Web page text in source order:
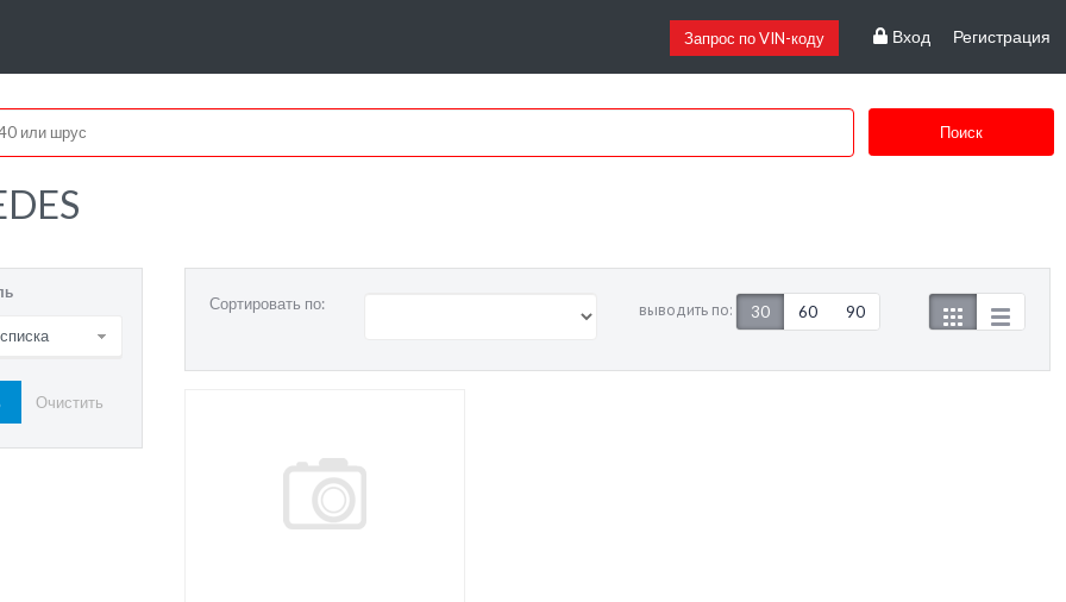
Запрос по VIN-коду Вход Регистрация
Поиск
Сортировать по: выводить по: 30 60 90